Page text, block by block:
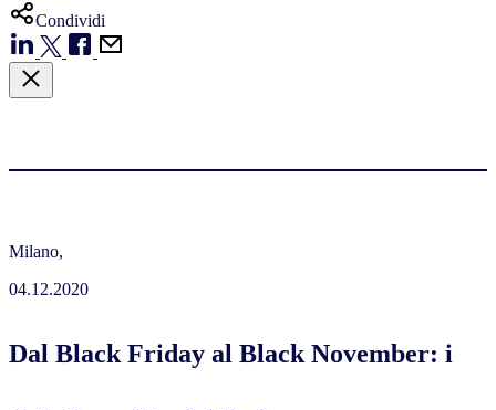
Condividi
Milano,
04.12.2020
Dal Black Friday al Black November: i